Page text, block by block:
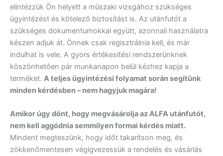
elintézzük Ön helyett a műszaki vizsgához szükséges
ügyintézést és kötelező biztosítást is. Az utánfutót a
szükséges dokumentumokkal együtt, azonnali használatra
készen adjuk át. Önnek csak regisztrálnia kell, és már
indulhat is vele. A gyors értékesítési rendszerünknek
köszönhetően pár munkanapon belül kézhez kapja a
terméket. A teljes ügyintézési folyamat során segítünk
minden kérdésben – nem hagyjuk magára!
Amikor úgy dönt, hogy megvásárolja az ALFA utánfutót,
nem kell aggódnia semmilyen formai kérdés miatt.
Mindent megteszünk, hogy időt takarítson meg, és
zökkenőmentesen végigvezessük a rendelés és vásárlás